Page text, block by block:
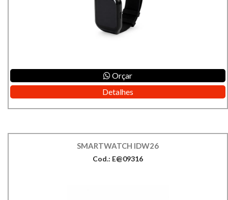
Orçar
Detalhes
SMARTWATCH IDW26
Cod.: E@09316